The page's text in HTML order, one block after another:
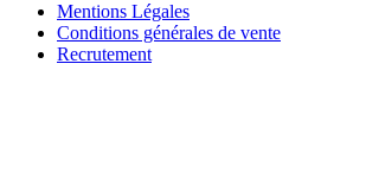
Mentions Légales
Conditions générales de vente
Recrutement